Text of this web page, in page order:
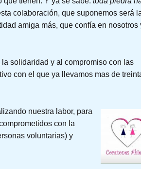
colaboración, que suponemos será
amiga más, que confía en nosotros
solidaridad y al compromiso con las
con el que ya llevamos mas de
nuestra labor, para
con la
voluntarias) y